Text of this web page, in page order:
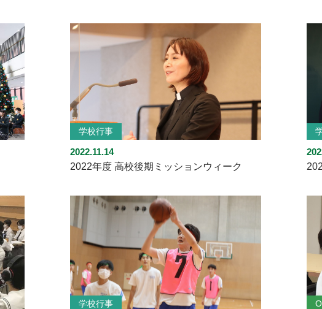
学校行事
2022.11.14
2022年度 高校後期ミッションウィーク
学校行事